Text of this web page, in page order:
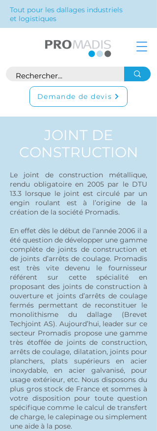
Tout pour les dallages industriels
et logistiques
Demande de devis
JOINT DE
CONSTRUCTION
Le joint de construction métallique,
rendu obligatoire en 2005 par le DTU
13.3 lorsque le joint est circulé par un
engin roulant est à l’origine de la
création de la société Promadis.
En effet dès le début de l’année 2006 il a
été question de développer une gamme
complète de joints de construction et
de joints d’arrêts de coulage. Promadis
est très vite devenu le fournisseur
référent sur cette spécialité en
proposant des joints de construction à
ouverture et joints d’arrêts de coulage
fermés permettant de reconstituer le
monolithisme du dallage (Brevet
Techjoint AS). Aujourd’hui, leader sur ce
secteur Promadis propose une gamme
très étoffée de joints de construction,
arrêts de coulage, dilatation, joints pour
planchers, plats supérieurs en acier
inoxydable, en acier galvanisé, pour
usage extérieur, etc. Nous disposons du
plus gros stock de France et sommes à
votre disposition pour toute question
spécifique comme le calcul de transfert
de charge, le calepinage ou simplement
une aide à la pose.